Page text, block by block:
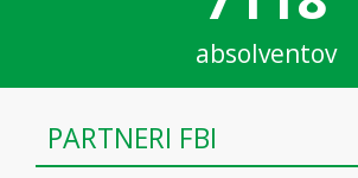
absolventov
PARTNERI FBI